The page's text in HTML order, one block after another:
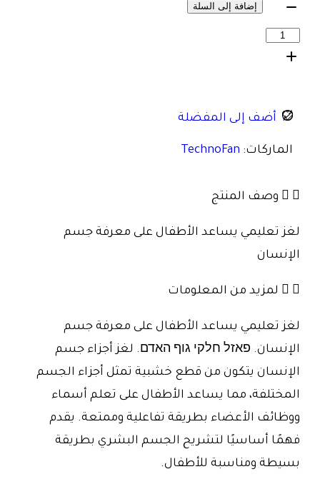
إضافة إلى السلة
أضف إلى المفضلة
الماركات: TechnoFan
وصف المنتج
لغز تعليمي يساعد الأطفال على معرفة جسم
الإنسان
لمزيد من المعلومات
لغز تعليمي يساعد الأطفال على معرفة جسم
الإنسان. פאזל חלקי גוף האדם. لغز أجزاء جسم
الإنسان يتكون من قطع خشبية تمثل أجزاء الجسم
المختلفة، مما يساعد الأطفال على تعلم أسماء
ووظائف الأعضاء بطريقة تفاعلية وممتعة. يقدم
فهمًا أساسيًا لتشريح الجسم البشري بطريقة
بسيطة ومناسبة للأطفال.